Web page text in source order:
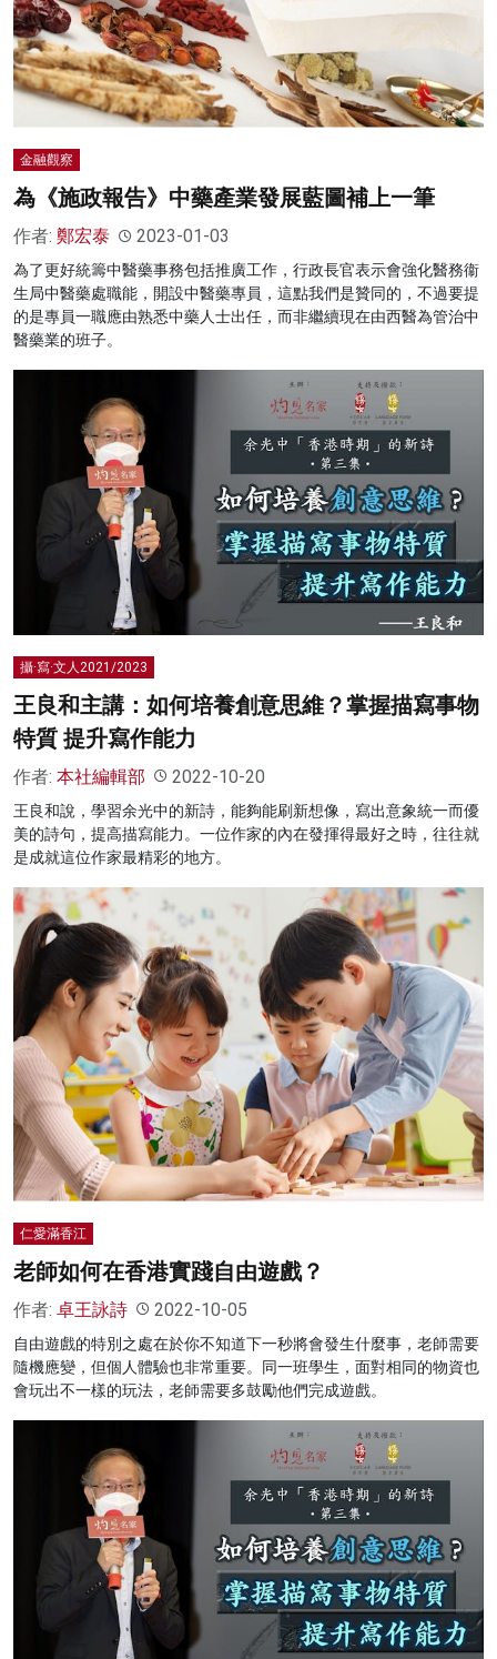
金融觀察
為《施政報告》中藥產業發展藍圖補上一筆
作者: 鄭宏泰 2023-01-03
為了更好統籌中醫藥事務包括推廣工作，行政長官表示會強化醫務衞
生局中醫藥處職能，開設中醫藥專員，這點我們是贊同的，不過要提
的是專員一職應由熟悉中藥人士出任，而非繼續現在由西醫為管治中
醫藥業的班子。
攝·寫·文人2021/2023
王良和主講：如何培養創意思維？掌握描寫事物
特質 提升寫作能力
作者: 本社編輯部 2022-10-20
王良和說，學習余光中的新詩，能夠能刷新想像，寫出意象統一而優
美的詩句，提高描寫能力。一位作家的內在發揮得最好之時，往往就
是成就這位作家最精彩的地方。
仁愛滿香江
老師如何在香港實踐自由遊戲？
作者: 卓王詠詩 2022-10-05
自由遊戲的特別之處在於你不知道下一秒將會發生什麼事，老師需要
隨機應變，但個人體驗也非常重要。同一班學生，面對相同的物資也
會玩出不一樣的玩法，老師需要多鼓勵他們完成遊戲。